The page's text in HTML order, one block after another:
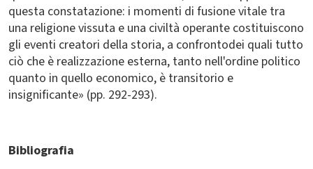
questa constatazione: i momenti di fusione vitale tra
una religione vissuta e una civiltà operante costituiscono
gli eventi creatori della storia, a confrontodei quali tutto
ciò che è realizzazione esterna, tanto nell'ordine politico
quanto in quello economico, è transitorio e
insignificante» (pp. 292-293).
Bibliografia